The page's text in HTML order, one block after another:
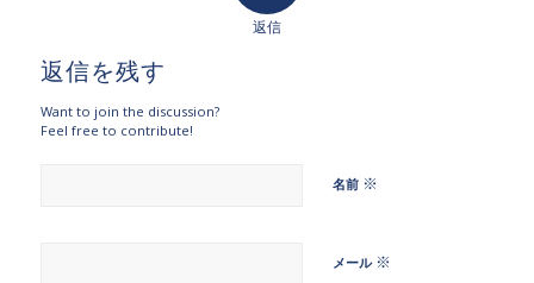
返信
返信を残す
Want to join the discussion?
Feel free to contribute!
名前 ※
メール ※